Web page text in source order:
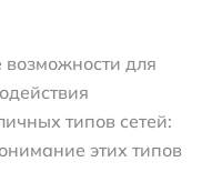
возможности для
типов сетей:
этих типов